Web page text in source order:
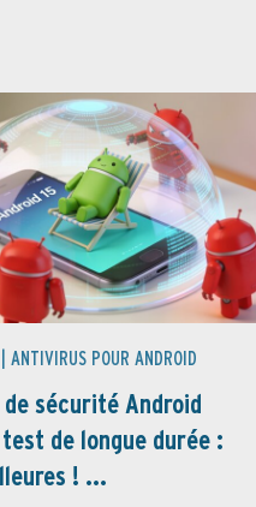
ANTIVIRUS POUR ANDROID
sécurité Android
de longue durée :
! ...